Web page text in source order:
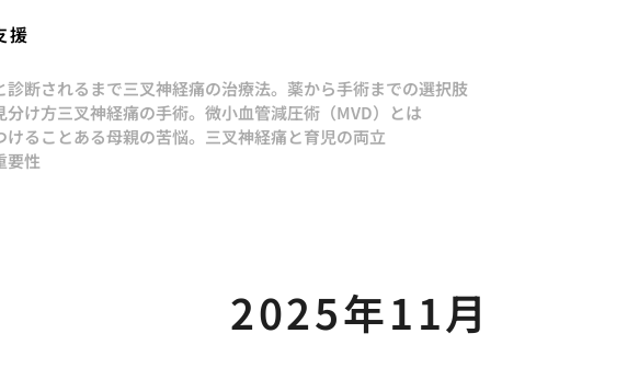
援
診断されるまで三叉神経痛の治療法。薬から手術までの選択肢
分け方三叉神経痛の手術。微小血管減圧術（MVD）とは
けることある母親の苦悩。三叉神経痛と育児の両立
要性
2025年11月